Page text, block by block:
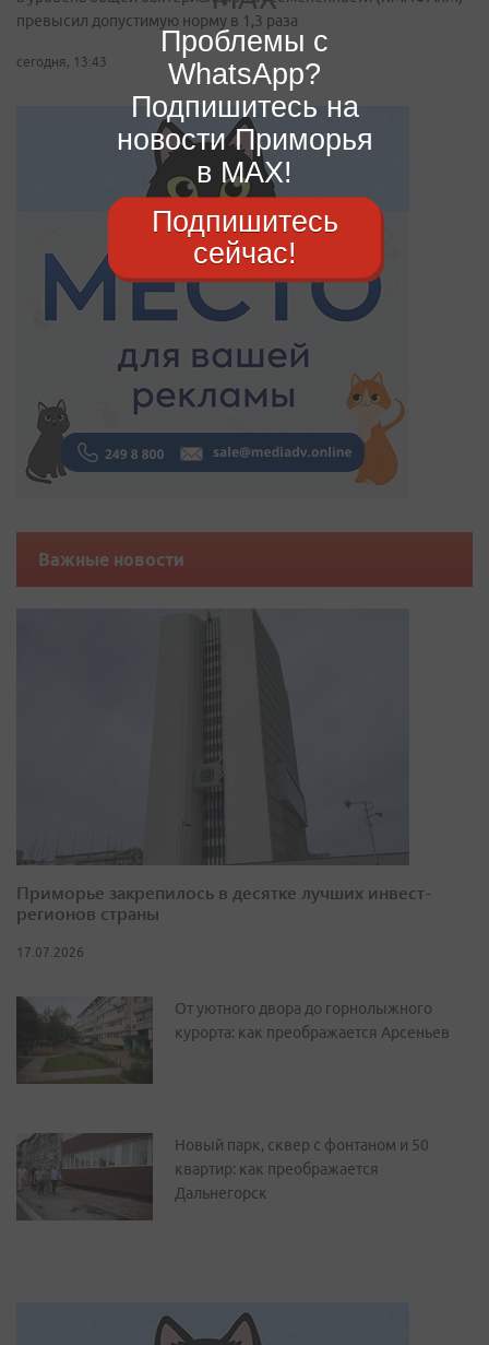
превысил допустимую норму в 1,3 раза
сегодня, 13:43
Важные новости
Приморье закрепилось в десятке лучших инвест-
регионов страны
17.07.2026
От уютного двора до горнолыжного
курорта: как преображается Арсеньев
Новый парк, сквер с фонтаном и 50
квартир: как преображается
Дальнегорск
Проблемы с
WhatsApp?
Подпишитесь на
новости Приморья
в MAX!
Подпишитесь
сейчас!